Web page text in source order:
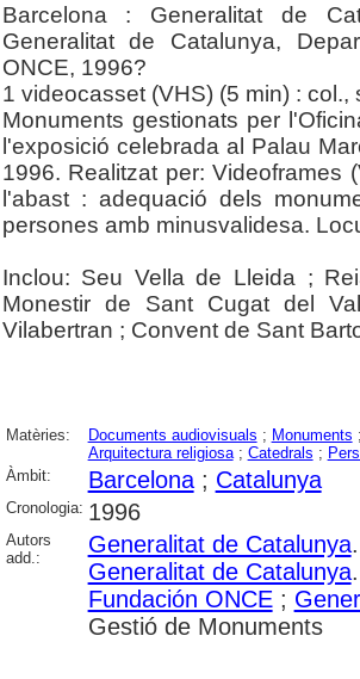
Barcelona : Generalitat de
Generalitat de Catalunya,
ONCE, 1996?
1 videocasset (VHS) (5 min) : col.,
Monuments gestionats per
l'exposició celebrada al Palau
1996. Realitzat per: Videoframes
l'abast : adequació dels
persones amb minusvalidesa.
Inclou: Seu Vella de Lleida ;
Monestir de Sant Cugat del
Vilabertran ; Convent de Sant
Matèries: Documents audiovisuals ; Monuments
Arquitectura religiosa; Catedrals ;
Àmbit:
Barcelona; Catalunya
Cronologia: 1996
Autors
add.:
Generalitat de Catalunya
Generalitat de Catalunya
Fundación ONCE;
Gestió de Monuments